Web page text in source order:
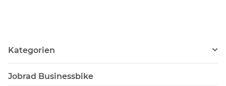
Kategorien
Jobrad Businessbike